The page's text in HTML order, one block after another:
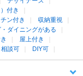
付き
ン付き
収納重視
ダイニングがある
屋上付き
相談可 DIY可